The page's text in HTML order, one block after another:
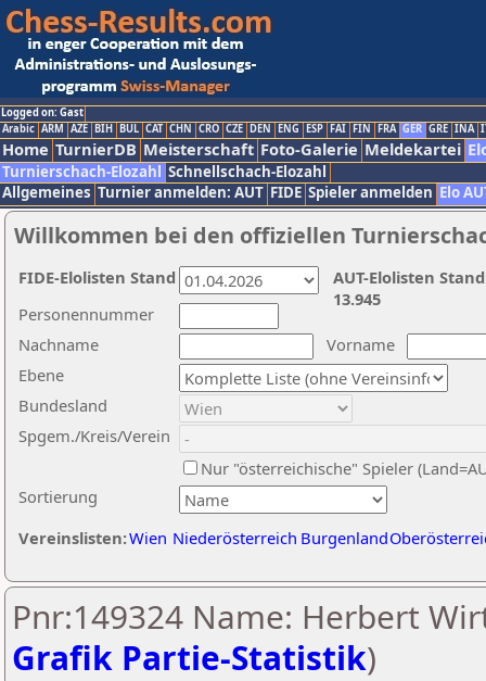
Logged on: Gast
Arabic ARM AZE BIH BUL CAT CHN CRO CZE DEN ENG ESP FAI FIN FRA GER GRE INA
Home TurnierDB Meisterschaft Foto-Galerie Meldekartei
Turnierschach-Elozahl Schnellschach-Elozahl
Allgemeines Turnier anmelden: AUT FIDE Spieler anmelden Elo
Willkommen bei den offiziellen
Nachname
Vorname
Ebene
Sortierung
Personennummer
Bundesland
Spgem./Kreis/Verein
Nur "österreichische" Spieler
Vereinslisten:Wien Niederösterreich Burgenland
AUT-Elolisten
13.945
FIDE-Elolisten Stand
Pnr:149324 Name: Herbert
Grafik Partie-Statistik)